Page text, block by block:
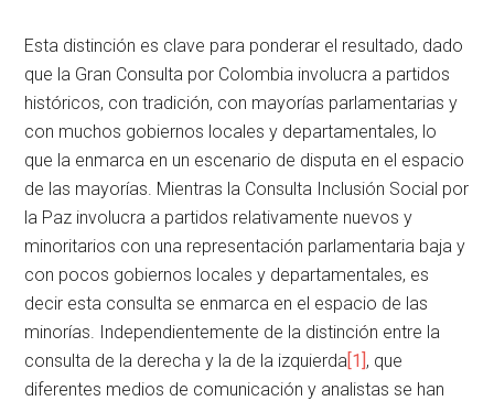
Esta distinción es clave para ponderar el resultado, dado
que la Gran Consulta por Colombia involucra a partidos
históricos, con tradición, con mayorías parlamentarias y
con muchos gobiernos locales y departamentales, lo
que la enmarca en un escenario de disputa en el espacio
de las mayorías. Mientras la Consulta Inclusión Social por
la Paz involucra a partidos relativamente nuevos y
minoritarios con una representación parlamentaria baja y
con pocos gobiernos locales y departamentales, es
decir esta consulta se enmarca en el espacio de las
minorías. Independientemente de la distinción entre la
consulta de la derecha y la de la izquierda[1], que
diferentes medios de comunicación y analistas se han